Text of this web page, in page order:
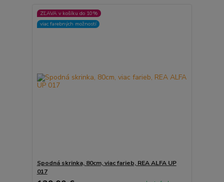
ZĽAVA v košíku do 10%
viac farebných možností
Spodná skrinka, 80cm, viac farieb, REA ALFA UP
017